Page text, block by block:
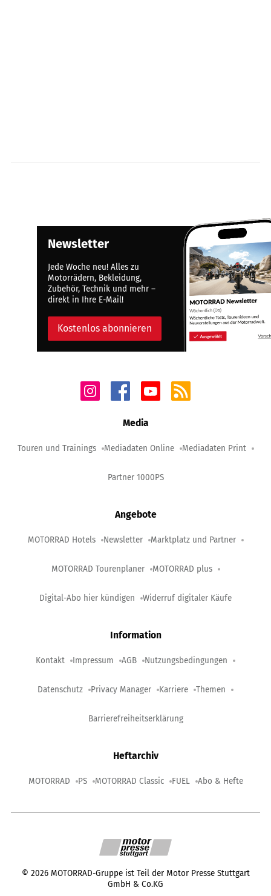
Newsletter
Jede Woche neu! Alles zu
Motorrädern, Bekleidung,
Zubehör, Technik und mehr –
direkt in Ihre E-Mail!
Kostenlos abonnieren
Media
Touren und Trainings Mediadaten Online Mediadaten Print
Partner 1000PS
Angebote
MOTORRAD Hotels Newsletter Marktplatz und Partner
MOTORRAD Tourenplaner MOTORRAD plus
Digital-Abo hier kündigen Widerruf digitaler Käufe
Information
Kontakt Impressum AGB Nutzungsbedingungen
Datenschutz Privacy Manager Karriere Themen
Barrierefreiheitserklärung
Heftarchiv
MOTORRAD PS MOTORRAD Classic FUEL Abo & Hefte
© 2026 MOTORRAD-Gruppe ist Teil der Motor Presse Stuttgart
GmbH & Co.KG